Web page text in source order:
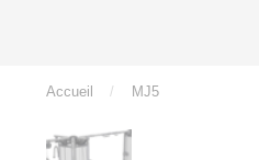
Accueil / MJ5